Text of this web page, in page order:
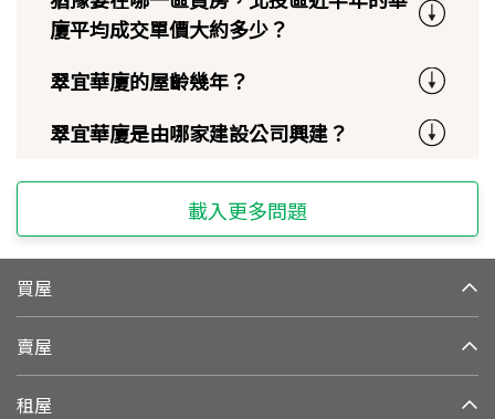
廈平均成交單價大約多少？
翠宜華廈的屋齡幾年？
翠宜華廈是由哪家建設公司興建？
載入更多問題
買屋
賣屋
租屋